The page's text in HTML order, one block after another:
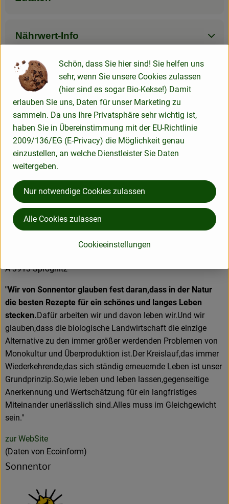
Nährwert-Info
Produktdatenblatt
Herkunft
Hersteller: Sonnentor
Österreich
Sonnentor Kräuterhandelsges. mbH
A 3913 Sprögnitz
"Wir von Sonnentor glauben fest daran,dass in der Natur
die besten Rezepte für ein schönes und langes Leben
stecken.Dafür arbeiten wir und davon leben wir.Und wir
glauben,dass die biologische Landwirtschaft die einzige
Alternative zu den immer größer werdenden Problemen von
Monokultur und Überproduktion ist.Der Kreislauf,das immer
Wiederkehrende,das sich ständig erneuernde Leben ist unser
Grundprinzip.So,wie leben und leben lassen,gegenseitige
Anerkennung und Wertschätzung für ein langfristiges
Miteinander unerlässlich sind.Alles muss im Gleichgewicht
sein."
zur WebSite
(Daten von Ecoinform)
Sonnentor
Schön, dass Sie hier sind! Sie helfen uns
sehr, wenn Sie unsere Cookies zulassen
(hier sind es sogar Bio-Kekse!) Damit
erlauben Sie uns, Daten für unser Marketing zu
sammeln. Da uns Ihre Privatsphäre sehr wichtig ist,
haben Sie in Übereinstimmung mit der EU-Richtlinie
2009/136/EG (E-Privacy) die Möglichkeit genau
einzustellen, an welche Dienstleister Sie Daten
weitergeben.
Cookieeinstellungen
Nur notwendige Cookies zulassen
Alle Cookies zulassen